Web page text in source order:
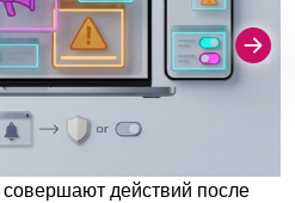
действий после